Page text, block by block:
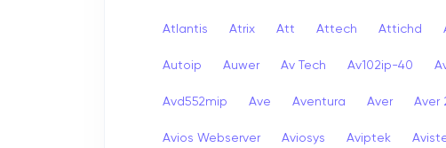
Atlantis Atrix Att Attech Attichd
Autoip Auwer Av Tech Av102ip-40
Avd552mip Ave Aventura Aver Aver
Avios Webserver Aviosys Aviptek